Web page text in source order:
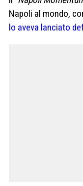
Napoli al mondo,
lo aveva lanciato